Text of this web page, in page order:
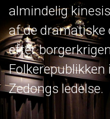
almindelig
af de
efter
Folkerepublikken
Zedongs ledelse.